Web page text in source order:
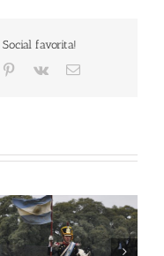
favorita!
Pinterest
Vk Email